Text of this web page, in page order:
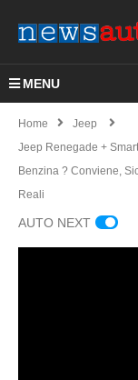
MENU
Home
Jeep
Jeep Renegade +
Benzina ? Conviene,
Reali
AUTO NEXT